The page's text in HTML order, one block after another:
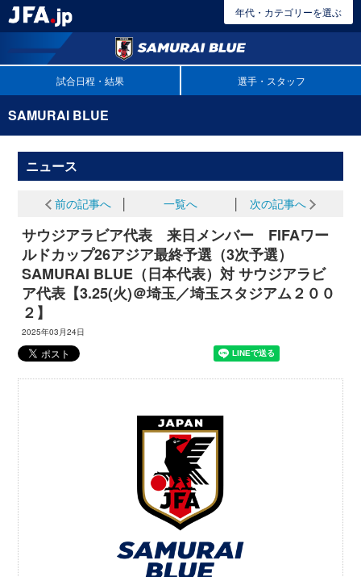
年代・カテゴリーを選ぶ
試合日程・結果 選手・スタッフ
SAMURAI BLUE
ニュース
前の記事へ 一覧へ 次の記事へ
サウジアラビア代表 来日メンバー FIFAワー
ルドカップ26アジア最終予選（3次予選）
SAMURAI BLUE（日本代表）対 サウジアラビ
ア代表【3.25(火)＠埼玉／埼玉スタジアム２００
２】
2025年03月24日